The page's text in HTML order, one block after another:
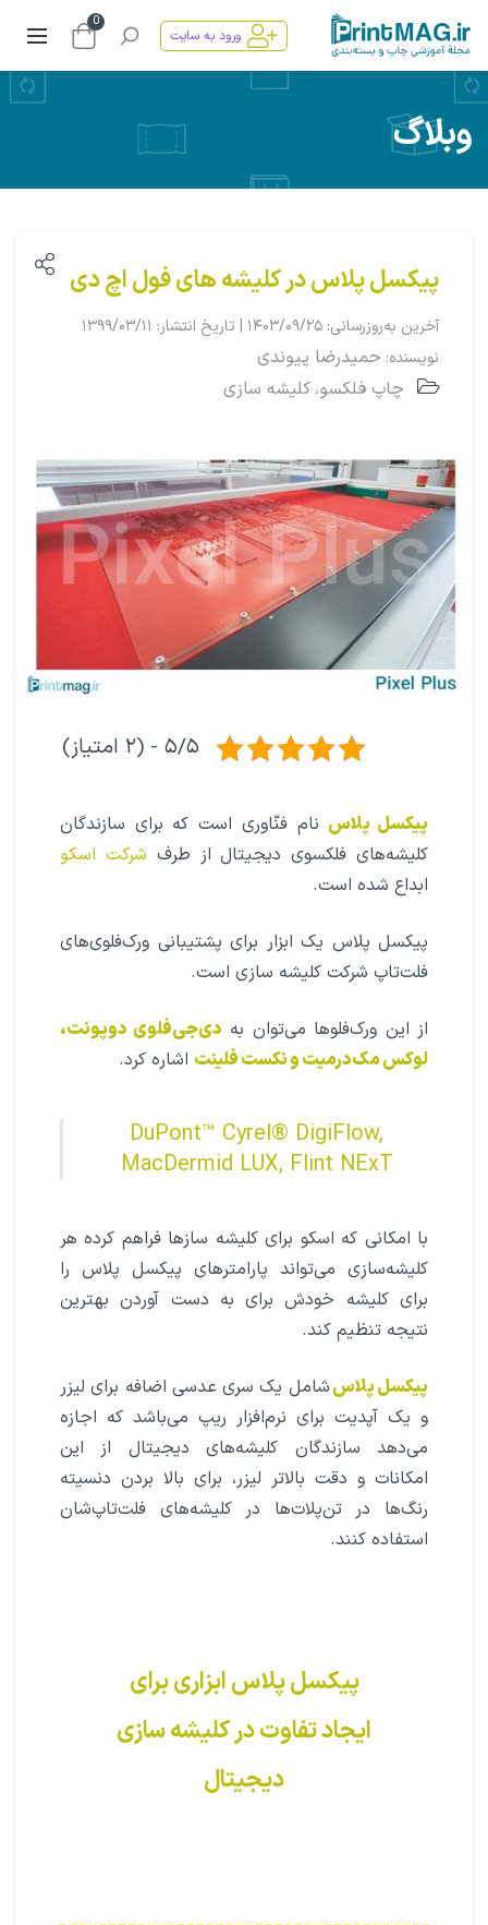
ورود به سایت
0
وبلاگ
پیکسل‌ پلاس در کلیشه های فول اچ دی
آخرین به‌روزرسانی: ۱۴۰۳/۰۹/۲۵ | تاریخ انتشار: ۱۳۹۹/۰۳/۱۱
نویسنده: حمیدرضا پیوندی
چاپ فلکسو، کلیشه سازی
۵/۵ - (۲ امتیاز)
پیکسل‌ پلاس نام فنّاوری است که برای سازندگان
کلیشه‌های فلکسوی دیجیتال از طرف شرکت اسکو
ابداع‌ شده است.
پیکسل‌ پلاس یک ابزار برای پشتیبانی ورک‌فلوی‌های
فلت‌تاپ شرکت کلیشه سازی است.
از این ورک‌فلوها می‌توان به دی‌جی‌فلوی دوپونت،
لوکس مک‌درمیت و نکست فلینت اشاره کرد.
DuPont™ Cyrel® DigiFlow,
MacDermid LUX, Flint NExT
با امکانی که اسکو برای کلیشه سازها فراهم کرده هر
کلیشه‌سازی می‌تواند پارامترهای پیکسل ‌پلاس را
برای کلیشه خودش برای به دست آوردن بهترین
نتیجه تنظیم کند.
پیکسل‌ پلاسشامل یک سری عدسی اضافه برای لیزر
و یک آپدیت برای نرم‌افزار ریپ می‌باشد که اجازه
می‌دهد سازندگان کلیشه‌های دیجیتال از این
امکانات و دقت بالاتر لیزر، برای بالا بردن دنسیته
رنگ‌ها در تن‌پلات‌ها در کلیشه‌های فلت‌تاپ‌شان
استفاده کنند.
پیکسل‌ پلاس ابزاری برای
ایجاد تفاوت در کلیشه سازی
دیجیتال